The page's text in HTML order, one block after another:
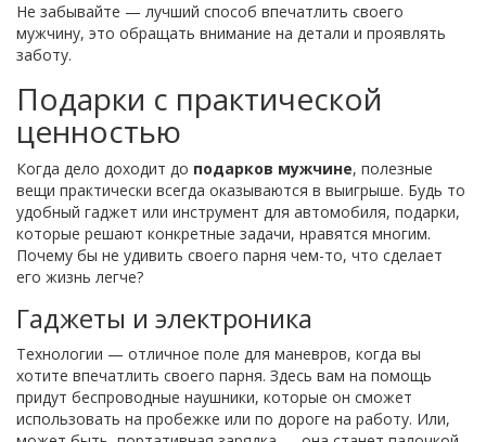
Не забывайте — лучший способ впечатлить своего
мужчину, это обращать внимание на детали и проявлять
заботу.
Подарки с практической
ценностью
Когда дело доходит до подарков мужчине, полезные
вещи практически всегда оказываются в выигрыше. Будь то
удобный гаджет или инструмент для автомобиля, подарки,
которые решают конкретные задачи, нравятся многим.
Почему бы не удивить своего парня чем-то, что сделает
его жизнь легче?
Гаджеты и электроника
Технологии — отличное поле для маневров, когда вы
хотите впечатлить своего парня. Здесь вам на помощь
придут беспроводные наушники, которые он сможет
использовать на пробежке или по дороге на работу. Или,